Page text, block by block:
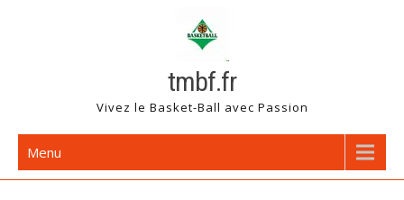
tmbf.fr
Vivez le Basket-Ball avec Passion
Menu